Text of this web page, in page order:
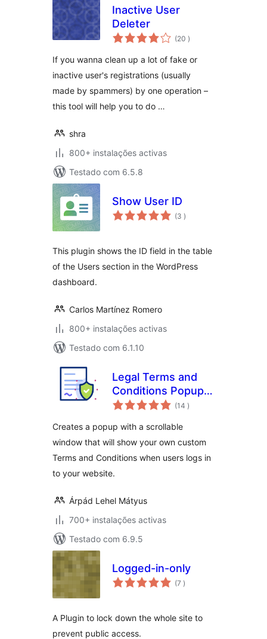
Inactive User
Deleter
(20 classificações
)
If you wanna clean up a lot of fake or
inactive user's registrations (usually
made by spammers) by one operation –
this tool will help you to do …
shra
800+ instalações activas
Testado com 6.5.8
Show User ID
(3 classificações
)
This plugin shows the ID field in the table
of the Users section in the WordPress
dashboard.
Carlos Martínez Romero
800+ instalações activas
Testado com 6.1.10
Legal Terms and
Conditions Popup
for User Login and
Checkout
(14 classificações
)
Creates a popup with a scrollable
window that will show your own custom
Terms and Conditions when users logs in
to your website.
Árpád Lehel Mátyus
700+ instalações activas
Testado com 6.9.5
Logged-in-only
(7 classificações
)
A Plugin to lock down the whole site to
prevent public access.